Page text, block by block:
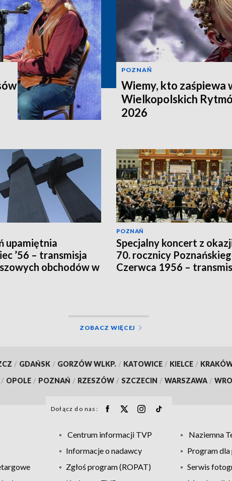
POZNAŃ
Wiemy, kto zaśpiewa
Wielkopolskich
2026
upamiętnia
’56 – transmisja
obchodów w
POZNAŃ
Specjalny koncert z
70. rocznicy
Czerwca 1956 –
ZOBACZ WIĘCEJ
/ GDAŃSK / GORZÓW WLKP. / KATOWICE / KIELCE /
/ OPOLE / POZNAŃ / RZESZÓW / SZCZECIN / WARSZAWA /
Dołącz do nas:
Centrum informacji TVP Naziemna
Informacje o nadawcy
Program dla
Zgłoś program (ROPAT)
Serwis